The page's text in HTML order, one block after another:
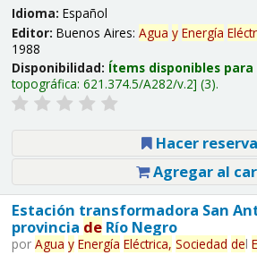
Idioma: Español
Editor: Buenos Aires: Agua y Energía
1988
Disponibilidad: Ítems disponibles
topográfica: 621.374.5/A282/v.2 (3).
Hacer reserva
Agregar al
Estación transformadora San
provincia deRío Negro
por Agua y Energía Eléctrica, Sociedad del